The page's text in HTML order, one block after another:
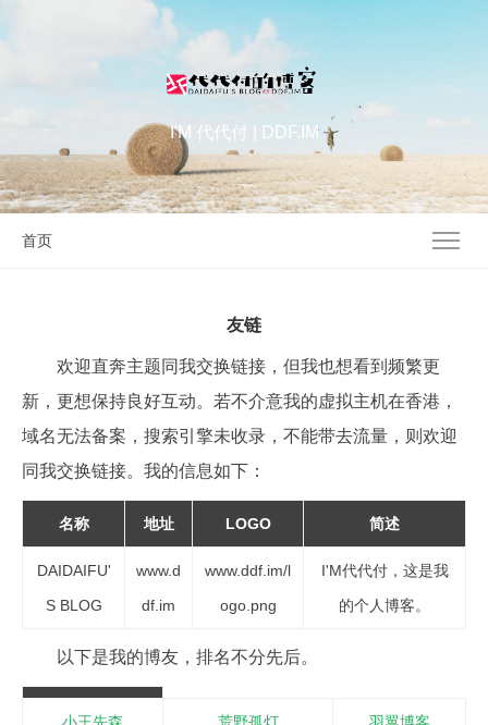
I'M 代代付 | DDF.IM
首页
友链
欢迎直奔主题同我交换链接，但我也想看到频繁更
新，更想保持良好互动。若不介意我的虚拟主机在香港，
域名无法备案，搜索引擎未收录，不能带去流量，则欢迎
同我交换链接。我的信息如下：
名称 地址 LOGO 简述
DAIDAIFU'
S BLOG
www.d
df.im
www.ddf.im/l
ogo.png
I'M代代付，这是我
的个人博客。
以下是我的博友，排名不分先后。